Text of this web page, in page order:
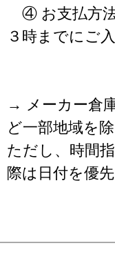
④ お支払方法
３時までにご
→ メーカー倉
ど一部地域を
ただし、時間
際は日付を優